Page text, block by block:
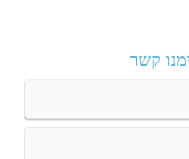
קשר